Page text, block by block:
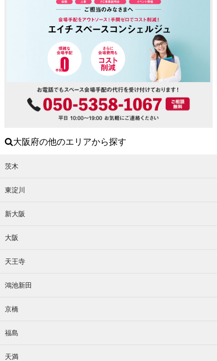
大阪府の他のエリアから探す
茨木
東淀川
新大阪
大阪
天王寺
鴻池新田
京橋
福島
天満